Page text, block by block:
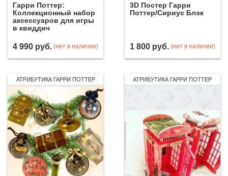
Гарри Поттер:
Коллекционный набор
аксессуаров для игры
в квиддич
4 990 руб. (нет в наличии)
3D Постер Гарри
Поттер/Сириус Блэк
1 800 руб. (нет в наличии)
АТРИБУТИКА ГАРРИ ПОТТЕР АТРИБУТИКА ГАРРИ ПОТТЕР